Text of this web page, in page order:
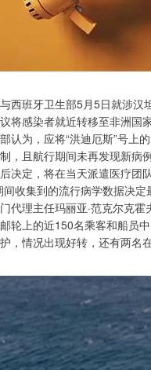
西班牙卫生部5月5日就涉汉
将感染者就近转移至非洲国
认为，应将“洪迪厄斯”号上
，且航行期间未再发现新
决定，将在当天派遣医疗
收集到的流行病学数据决
代理主任玛丽亚·范克尔克
轮上的近150名乘客和船员
，情况出现好转，还有两名
1129.72 6.84